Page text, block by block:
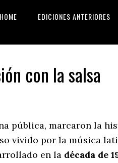
HOME EDICIONES ANTERIORES
con la salsa
pública, marcaron la
vivido por la música
en la década de